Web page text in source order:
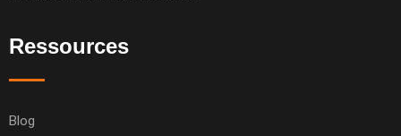
Ressources
Blog